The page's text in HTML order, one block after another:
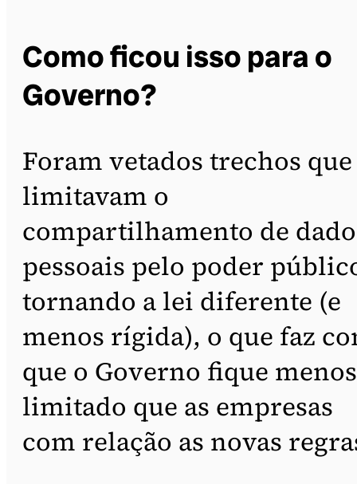
Como ficou isso para o
Governo?
Foram vetados trechos que
limitavam o
compartilhamento de
pessoais pelo poder
tornando a lei diferente (e
menos rígida), o que faz
que o Governo fique menos
limitado que as empresas
com relação as novas